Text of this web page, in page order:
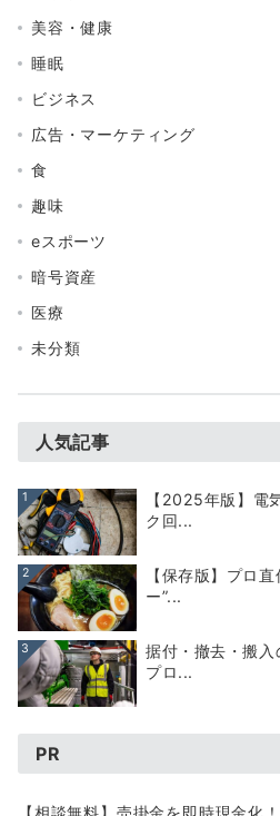
美容・健康
睡眠
ビジネス
広告・マーケティング
食
趣味
eスポーツ
暗号資産
医療
未分類
人気記事
1
【2025年版】電
ク回...
2
【保存版】プロ
ー”...
3
据付・撤去・搬入
プロ...
PR